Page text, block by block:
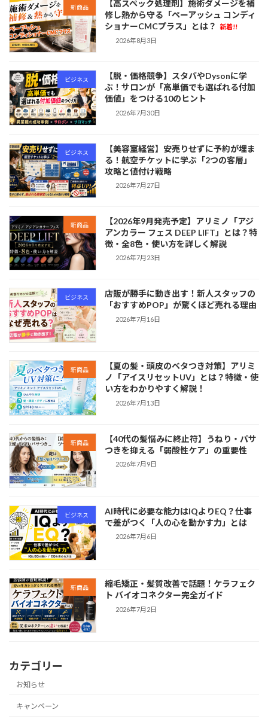
新商品
【高スペック処理剤】施術ダメージを補
修し熱から守る「ペーアッシュ コンディ
ショナーCMCプラス」とは？
新着!!
2026年8月3日
ビジネス
【脱・価格競争】スタバやDysonに学
ぶ！サロンが「高単価でも選ばれる付加
価値」をつける10のヒント
2026年7月30日
ビジネス
【美容室経営】安売りせずに予約が埋ま
る！航空チケットに学ぶ「2つの客層」
攻略と値付け戦略
2026年7月27日
新商品
【2026年9月発売予定】アリミノ「アジ
アンカラー フェス DEEP LIFT」とは？特
徴・全8色・使い方を詳しく解説
2026年7月23日
ビジネス
店販が勝手に動き出す！新人スタッフの
「おすすめPOP」が驚くほど売れる理由
2026年7月16日
新商品
【夏の髪・頭皮のベタつき対策】アリミ
ノ「アイスリセットUV」とは？特徴・使
い方をわかりやすく解説！
2026年7月13日
新商品
【40代の髪悩みに終止符】うねり・パサ
つきを抑える「弱酸性ケア」の重要性
2026年7月9日
ビジネス
AI時代に必要な能力はIQよりEQ？仕事
で差がつく「人の心を動かす力」とは
2026年7月6日
新商品
縮毛矯正・髪質改善で話題！ケラフェク
ト バイオコネクター完全ガイド
2026年7月2日
カテゴリー
お知らせ
キャンペーン